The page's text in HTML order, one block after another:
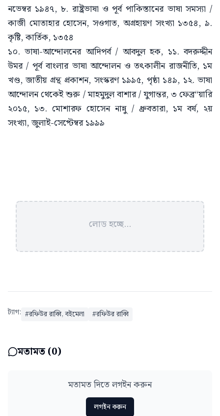
নভেম্বর ১৯৪৭, ৮. রাষ্ট্রভাষা ও পূর্ব পাকিস্তানের ভাষা সমস্যা /
কাজী মোতাহার হোসেন, সওগাত, অগ্রহায়ণ সংখ্যা ১৩৫৪, ৯.
কৃষ্টি, কার্তিক, ১৩৫৪
১০. ভাষা-আন্দোলনের আদিপর্ব / আবদুল হক, ১১. বদরুদ্দীন
উমর / পূর্ব বাংলার ভাষা আন্দোলন ও তৎকালীন রাজনীতি, ১ম
খণ্ড, জাতীয় গ্রন্থ প্রকাশন, সংস্করণ ১৯৯৫, পৃষ্ঠা ১৪৯, ১২. ভাষা
আন্দোলন থেকেই শুরু / মাহমুদুল বাশার / যুগান্তর, ৩ ফেব্র“য়ারি
২০১৫, ১৩. মোশারফ হোসেন নান্নু / ধ্রুবতারা, ১ম বর্ষ, ২য়
সংখ্যা, জুলাই-সেপ্টেম্বর ১৯৯৯
লোড হচ্ছে...
ট্যাগ: #রফিউর রাব্বি, বইমেলা #রফিউর রাব্বি
মতামত (0)
মতামত দিতে লগইন করুন
লগইন করুন